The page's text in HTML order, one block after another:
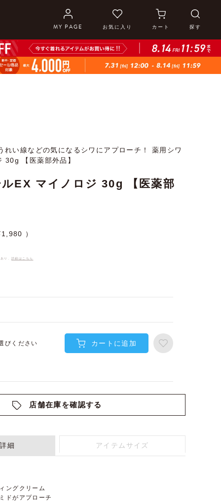
MY PAGE お気に入り カート 探す
れい線などの気になるシワにアプローチ！ 薬用シワ
30g 【医薬部外品】
EX マイノロジ 30g 【医薬部
1,980
り、 詳細はこちら
びください カートに追加
店舗在庫を確認する
細 アイテムサイズ
ングクリーム
ドがアプローチ